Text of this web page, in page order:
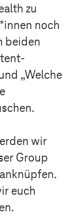
zu
noch
beiden
-
„Welche
.
wir
Group
anknüpfen.
euch